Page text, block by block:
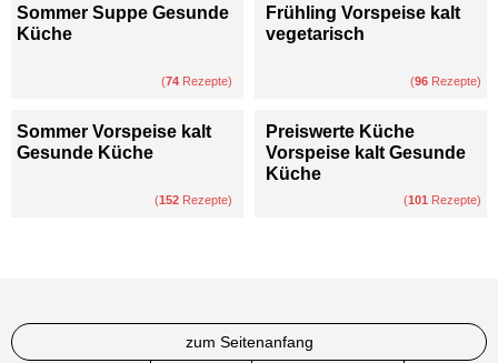
Sommer Suppe Gesunde
Küche
(74 Rezepte)
Frühling Vorspeise kalt
vegetarisch
(96 Rezepte)
Sommer Vorspeise kalt
Gesunde Küche
(152 Rezepte)
Preiswerte Küche
Vorspeise kalt Gesunde
Küche
(101 Rezepte)
zum Seitenanfang